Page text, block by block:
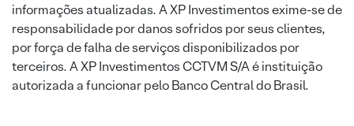
informações atualizadas. A XP Investimentos exime-se de
responsabilidade por danos sofridos por seus clientes,
por força de falha de serviços disponibilizados por
terceiros. A XP Investimentos CCTVM S/A é instituição
autorizada a funcionar pelo Banco Central do Brasil.